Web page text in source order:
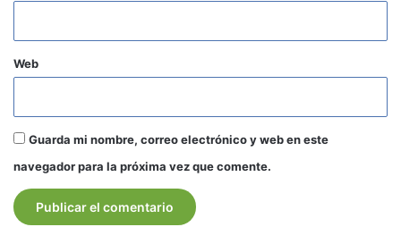
Web
Guarda mi nombre, correo electrónico y web en este
navegador para la próxima vez que comente.